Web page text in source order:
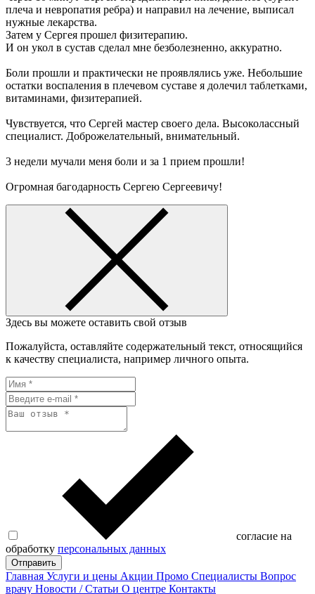
плеча и невропатия ребра) и направил на лечение, выписал
нужные лекарства.
Затем у Сергея прошел физитерапию.
И он укол в сустав сделал мне безболезненно, аккуратно.
Боли прошли и практически не проявлялись уже. Небольшие
остатки воспаления в плечевом суставе я долечил таблетками,
витаминами, физитерапией.
Чувствуется, что Сергей мастер своего дела. Высоколассный
специалист. Доброжелательный, внимательный.
3 недели мучали меня боли и за 1 прием прошли!
Огромная багодарность Сергею Сергеевичу!
Здесь вы можете оставить свой отзыв
Пожалуйста, оставляйте содержательный текст, относящийся
к качеству специалиста, например личного опыта.
согласие на
обработку персональных данных
Отправить
Главная Услуги и цены Акции Промо Специалисты Вопрос
врачу Новости / Статьи О центре Контакты